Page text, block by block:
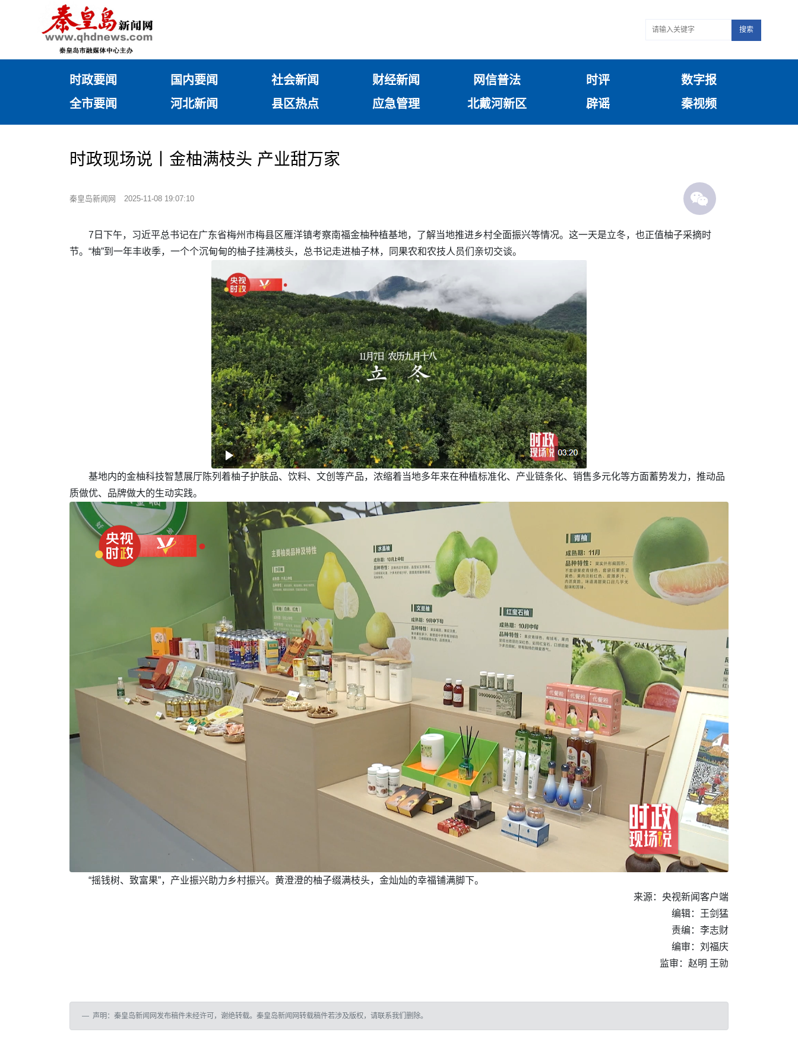
搜索
时政要闻 国内要闻 社会新闻 财经新闻 网信普法 时评
数字报
全市要闻
河北新闻 县区热点 应急管理 北戴河新区 辟谣 秦视频
时政现场说丨金柚满枝头 产业甜万家
秦皇岛新闻网 2025-11-08 19:07:10
7日下午，习近平总书记在广东省梅州市梅县区雁洋镇考察南福金柚种植基地，了解当地推进乡村全面振兴等情况。这一天是立冬，也正值柚子采摘时
节。“柚”到一年丰收季，一个个沉甸甸的柚子挂满枝头，总书记走进柚子林，同果农和农技人员们亲切交谈。
基地内的金柚科技智慧展厅陈列着柚子护肤品、饮料、文创等产品，浓缩着当地多年来在种植标准化、产业链条化、销售多元化等方面蓄势发力，推动品
质做优、品牌做大的生动实践。
“摇钱树、致富果”，产业振兴助力乡村振兴。黄澄澄的柚子缀满枝头，金灿灿的幸福铺满脚下。
来源：央视新闻客户端
编辑：王剑猛
责编：李志财
编审：刘福庆
监审：赵明 王勍
声明：秦皇岛新闻网发布稿件未经许可，谢绝转载。秦皇岛新闻网转载稿件若涉及版权，请联系我们删除。